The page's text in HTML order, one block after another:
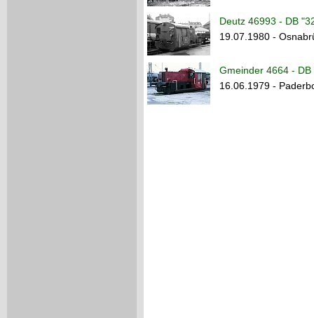
Deutz 46993 - DB
19.07.1980 -
Gmeinder 4664 -
16.06.1979 -